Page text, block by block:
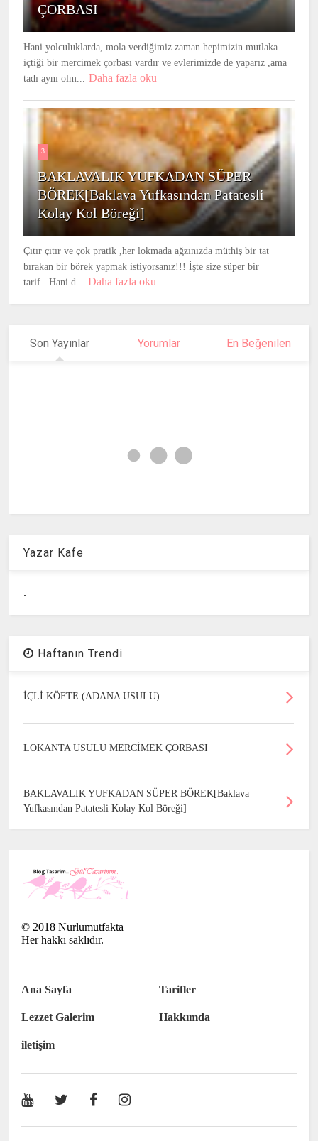
ÇORBASI
Hani yolculuklarda, mola verdiğimiz zaman hepimizin mutlaka
içtiği bir mercimek çorbası vardır ve evlerimizde de yaparız ,ama
tadı aynı olm...
Daha fazla oku
3
BAKLAVALIK YUFKADAN SÜPER
BÖREK[Baklava Yufkasından Patatesli
Kolay Kol Böreği]
Çıtır çıtır ve çok pratik ,her lokmada ağzınızda müthiş bir tat
bırakan bir börek yapmak istiyorsanız!!! İşte size süper bir
tarif...Hani d...
Daha fazla oku
Son Yayınlar Yorumlar En Beğenilen
Yazar Kafe
.
Haftanın Trendi
İÇLİ KÖFTE (ADANA USULU)
LOKANTA USULU MERCİMEK ÇORBASI
BAKLAVALIK YUFKADAN SÜPER BÖREK[Baklava
Yufkasından Patatesli Kolay Kol Böreği]
© 2018 Nurlumutfakta
Her hakkı saklıdır.
Ana Sayfa Tarifler
Lezzet Galerim Hakkımda
iletişim